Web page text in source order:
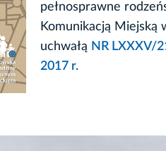
pełnosprawne
Komunikacją Miejską
uchwałą NR LXXXV/
2017 r.